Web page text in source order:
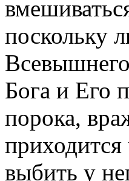
поскольку
Бога и Его
порока,
приходится
выбить у